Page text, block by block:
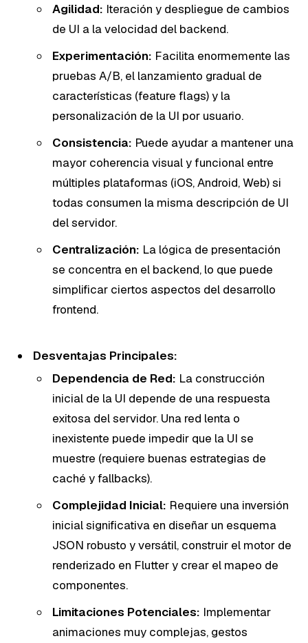
Agilidad: Iteración y despliegue de cambios
de UI a la velocidad del backend.
Experimentación: Facilita enormemente las
pruebas A/B, el lanzamiento gradual de
características (feature flags) y la
personalización de la UI por usuario.
Consistencia: Puede ayudar a mantener una
mayor coherencia visual y funcional entre
múltiples plataformas (iOS, Android, Web) si
todas consumen la misma descripción de UI
del servidor.
Centralización: La lógica de presentación
se concentra en el backend, lo que puede
simplificar ciertos aspectos del desarrollo
frontend.
Desventajas Principales:
Dependencia de Red: La construcción
inicial de la UI depende de una respuesta
exitosa del servidor. Una red lenta o
inexistente puede impedir que la UI se
muestre (requiere buenas estrategias de
caché y fallbacks).
Complejidad Inicial: Requiere una inversión
inicial significativa en diseñar un esquema
JSON robusto y versátil, construir el motor de
renderizado en Flutter y crear el mapeo de
componentes.
Limitaciones Potenciales: Implementar
animaciones muy complejas, gestos